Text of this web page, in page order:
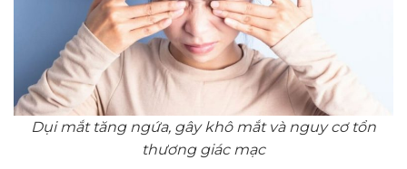
Dụi mắt tăng ngứa, gây khô mắt và nguy cơ tổn
thương giác mạc